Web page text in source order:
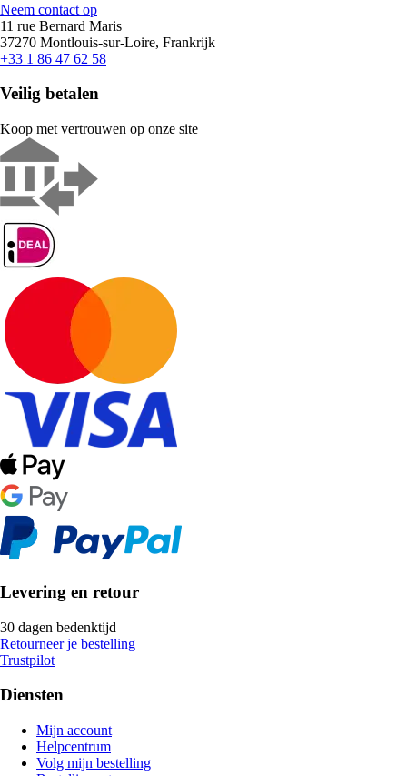
Neem contact op
11 rue Bernard Maris
37270 Montlouis-sur-Loire, Frankrijk
+33 1 86 47 62 58
Veilig betalen
Koop met vertrouwen op onze site
Levering en retour
30 dagen bedenktijd
Retourneer je bestelling
Trustpilot
Diensten
Mijn account
Helpcentrum
Volg mijn bestelling